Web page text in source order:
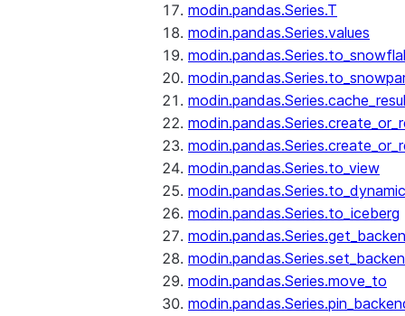
modin.pandas.Series.T
modin.pandas.Series.values
modin.pandas.Series.to_view
modin.pandas.Series.to_iceberg
modin.pandas.Series.move_to